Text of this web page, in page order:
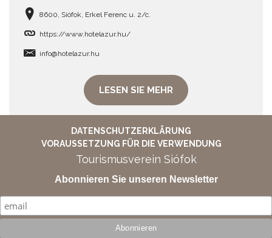
8600, Siófok, Erkel Ferenc u. 2/c.
https://www.hotelazur.hu/
info@hotelazur.hu
LESEN SIE MEHR
DATENSCHUTZERKLÄRUNG
VORAUSSETZUNG FÜR DIE VERWENDUNG
Tourismusverein Siófok
Abonnieren Sie unseren Newsletter